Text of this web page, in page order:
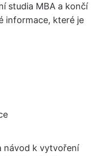
studia MBA a končí
informace, které je
návod k vytvoření